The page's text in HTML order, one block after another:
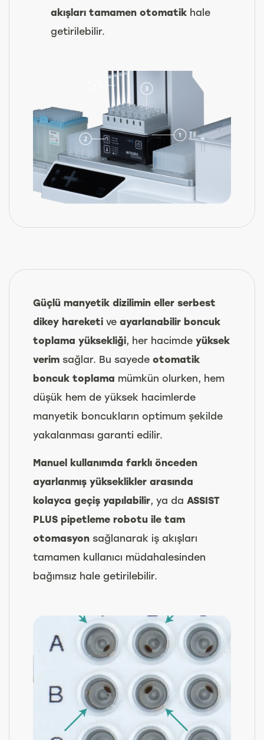
akışları tamamen otomatik hale
getirilebilir.
Güçlü manyetik dizilimin eller serbest
dikey hareketi ve ayarlanabilir boncuk
toplama yüksekliği, her hacimde yüksek
verim sağlar. Bu sayede otomatik
boncuk toplama mümkün olurken, hem
düşük hem de yüksek hacimlerde
manyetik boncukların optimum şekilde
yakalanması garanti edilir.
Manuel kullanımda farklı önceden
ayarlanmış yükseklikler arasında
kolayca geçiş yapılabilir, ya da ASSIST
PLUS pipetleme robotu ile tam
otomasyon sağlanarak iş akışları
tamamen kullanıcı müdahalesinden
bağımsız hale getirilebilir.